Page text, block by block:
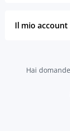
Il mio account
Hai